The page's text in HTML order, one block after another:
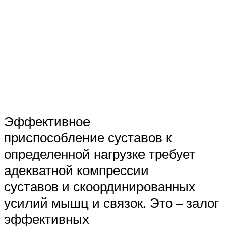
Эффективное
приспособление суставов к
определенной нагрузке требует
адекватной компрессии
суставов и скоординированных
усилий мышц и связок. Это – залог
эффективных